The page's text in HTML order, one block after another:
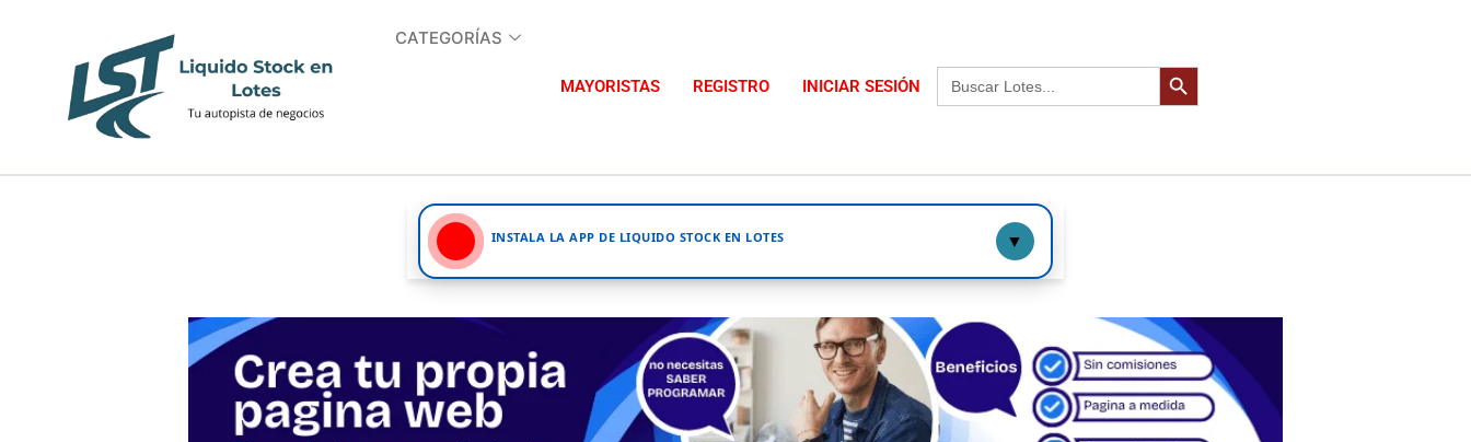
CATEGORÍAS
MAYORISTAS REGISTRO INICIAR SESIÓN
Buscar: Botón de búsqueda
INSTALA LA APP DE LIQUIDO STOCK EN LOTES ▼